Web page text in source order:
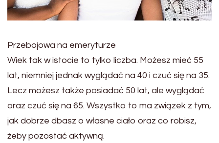
Przebojowa na emeryturze
Wiek tak w istocie to tylko liczba. Możesz mieć 55
lat, niemniej jednak wyglądać na 40 i czuć się na 35.
Lecz możesz także posiadać 50 lat, ale wyglądać
oraz czuć się na 65. Wszystko to ma związek z tym,
jak dobrze dbasz o własne ciało oraz co robisz,
żeby pozostać aktywną.